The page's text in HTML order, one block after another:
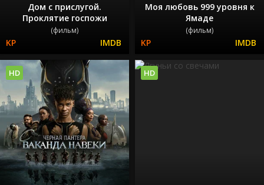
Дом с прислугой.
Проклятие госпожи
(фильм)
Моя любовь 999 уровня к
Ямаде
(фильм)
HD HD